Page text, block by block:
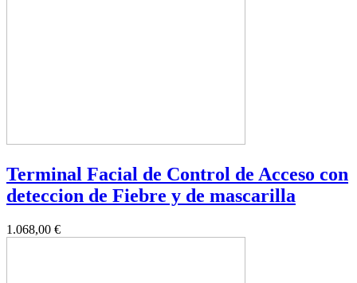
Terminal Facial de Control de Acceso con
deteccion de Fiebre y de mascarilla
1.068,00 €